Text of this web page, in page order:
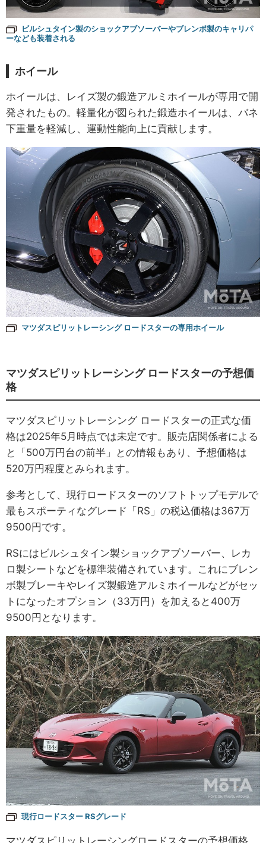
ビルシュタイン製のショックアブソーバーやブレンボ製のキャリパ
ーなども装着される
ホイール
ホイールは、レイズ製の鍛造アルミホイールが専用で開
発されたもの。軽量化が図られた鍛造ホイールは、バネ
下重量を軽減し、運動性能向上に貢献します。
マツダスピリットレーシング ロードスターの専用ホイール
マツダスピリットレーシング ロードスターの予想価
格
マツダスピリットレーシング ロードスターの正式な価
格は2025年5月時点では未定です。販売店関係者による
と「500万円台の前半」との情報もあり、予想価格は
520万円程度とみられます。
参考として、現行ロードスターのソフトトップモデルで
最もスポーティなグレード「RS」の税込価格は367万
9500円です。
RSにはビルシュタイン製ショックアブソーバー、レカ
ロ製シートなどを標準装備されています。これにブレン
ボ製ブレーキやレイズ製鍛造アルミホイールなどがセッ
トになったオプション（33万円）を加えると400万
9500円となります。
現行ロードスター RSグレード